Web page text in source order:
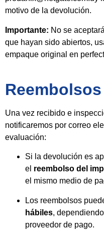
motivo de la devolución.
Importante: No se
que hayan sido abiertos,
empaque original en
Reembolsos
Una vez recibido e
notificaremos por correo
evaluación:
Si la devolución es
el reembolso del
el mismo medio de
Los reembolsos
hábiles,
proveedor de pago.